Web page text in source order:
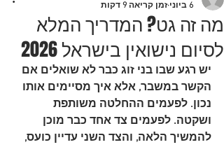
מה זה גט? המדריך המלא
לסיום נישואין בישראל 2026
6 ביוני
זמן קריאה 9 דקות
יש רגע שבו בני זוג כבר לא שואלים אם
הקשר במשבר, אלא איך מסיימים אותו
נכון. לפעמים ההחלטה משותפת
ושקטה. לפעמים צד אחד כבר מוכן
להמשיך הלאה, והצד השני עדיין כועס,